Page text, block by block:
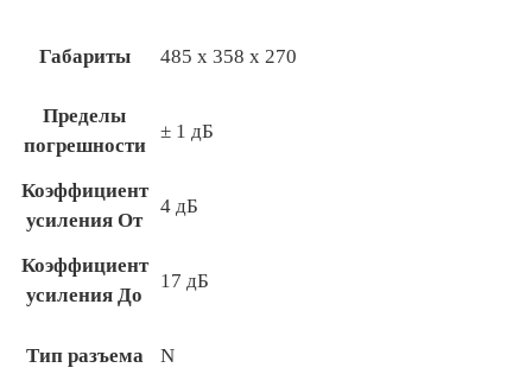
Габариты 485 х 358 х 270
Пределы
погрешности
± 1 дБ
Коэффициент
усиления От
4 дБ
Коэффициент
усиления До
17 дБ
Тип разъема N